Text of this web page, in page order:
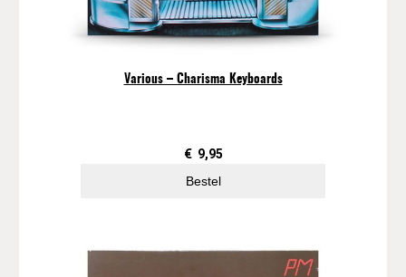
Various – Charisma Keyboards
€ 9,95
Bestel